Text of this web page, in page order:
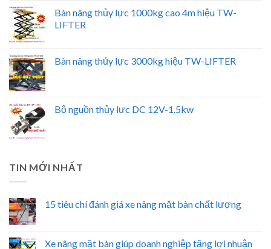
Bàn nâng thủy lực 1000kg cao 4m hiệu TW-
LIFTER
Bàn nâng thủy lực 3000kg hiệu TW-LIFTER
Bộ nguồn thủy lực DC 12V-1.5kw
TIN MỚI NHẤT
15 tiêu chí đánh giá xe nâng mặt bàn chất lượng
Xe nâng mặt bàn giúp doanh nghiệp tăng lợi nhuận